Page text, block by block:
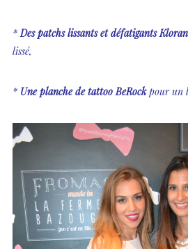
*Des patchs lissants et défatigants
lissé,
* Une planche de tattoo BeRockpour un